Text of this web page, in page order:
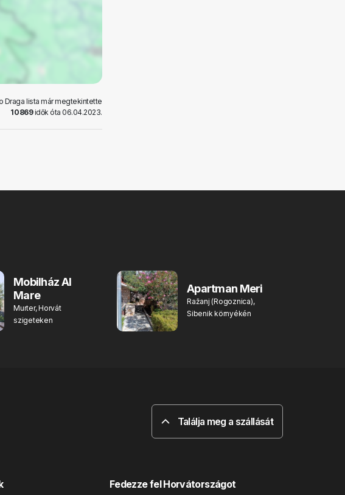
Draga lista már megtekintette
10869idők óta 06.04.2023.
Mobilház Al
Mare
Murter, Horvát
szigeteken
Apartman Meri
Ražanj (Rogoznica),
Sibenik környékén
Találja meg a szállását
Fedezze fel Horvátországot